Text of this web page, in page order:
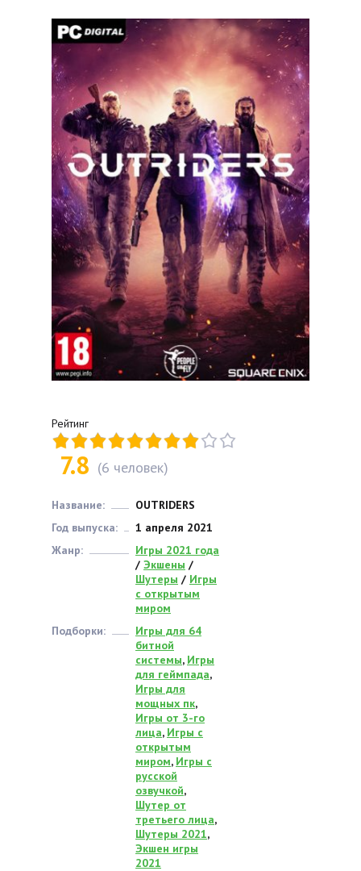
Рейтинг
7.8 (6 человек)
Название:
OUTRIDERS
Год выпуска:
1 апреля 2021
Жанр:
Игры 2021 года
/ Экшены /
Шутеры / Игры
с открытым
миром
Подборки:
Игры для 64
битной
системы, Игры
для геймпада,
Игры для
мощных пк,
Игры от 3-го
лица, Игры с
открытым
миром, Игры с
русской
озвучкой,
Шутер от
третьего лица,
Шутеры 2021,
Экшен игры
2021